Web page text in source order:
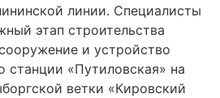
линии. Специалисты
этап строительства
и устройство
станции «Путиловская» на
ветки «Кировский